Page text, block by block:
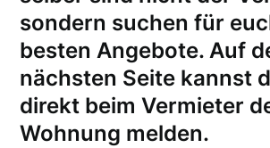
sondern suchen für
besten Angebote. Auf
nächsten Seite kannst
direkt beim Vermieter
Wohnung melden.